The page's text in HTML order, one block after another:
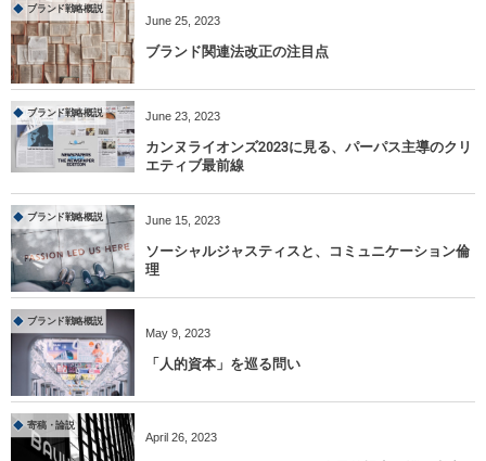
ブランド戦略概説
June 25, 2023
ブランド関連法改正の注目点
ブランド戦略概説 June 23, 2023
カンヌライオンズ2023に見る、パーパス主導のクリ
エティブ最前線
ブランド戦略概説 June 15, 2023
ソーシャルジャスティスと、コミュニケーション倫
理
ブランド戦略概説
May 9, 2023
「人的資本」を巡る問い
寄稿・論説
April 26, 2023